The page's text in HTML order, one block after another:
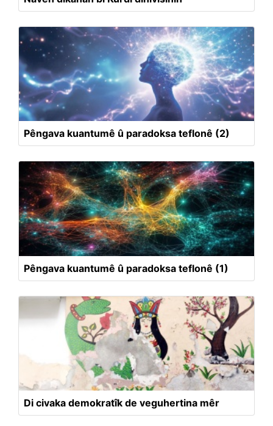
Pêngava kuantumê û paradoksa teflonê (2)
Pêngava kuantumê û paradoksa teflonê (1)
Di civaka demokratîk de veguhertina mêr